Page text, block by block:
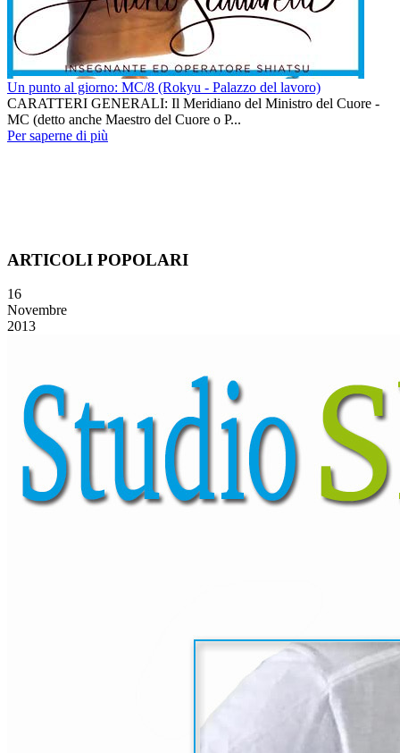
Un punto al giorno: MC/8 (Rokyu - Palazzo del lavoro)
CARATTERI GENERALI: Il Meridiano del Ministro del Cuore -
MC (detto anche Maestro del Cuore o P...
Per saperne di più
ARTICOLI POPOLARI
16
Novembre
2013